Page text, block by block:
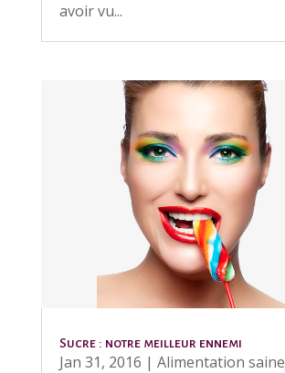
avoir vu...
Sucre : notre meilleur ennemi
Jan 31, 2016 | Alimentation saine